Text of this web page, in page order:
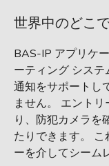
世界中のどこ
BAS-IP アプリケ
ーティング シス
通知をサポートし
ません。 エント
り、防犯カメラを
たりできます。
ーを介してシーム